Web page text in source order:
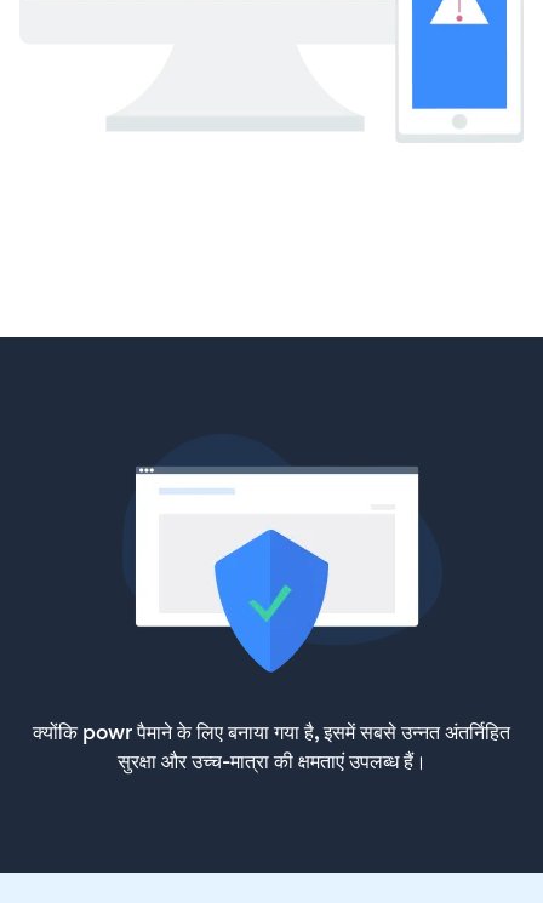
क्योंकि powr पैमाने के लिए बनाया गया है, इसमें सबसे उन्नत अंतर्निहित
सुरक्षा और उच्च-मात्रा की क्षमताएं उपलब्ध हैं।